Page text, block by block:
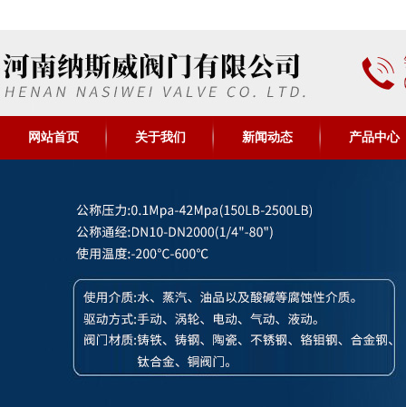
网站首页 关于我们 新闻动态 产品中心